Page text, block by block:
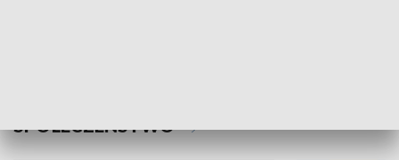
SPOŁECZEŃSTWO